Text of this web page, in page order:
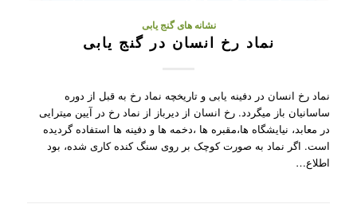
نشانه های گنج یابی
نماد رخ انسان در گنج یابی
نماد رخ انسان در دفینه یابی و تاریخچه نماد رخ به قبل از دوره
ساسانیان باز میگردد. رخ انسان از دیرباز از نماد رخ در آیین میترایی
در معابد، نیایشگاه ها،مقبره ها ،دخمه ها و دفینه ها استفاده گردیده
است. اگر نماد به صورت کوچک بر روی سنگ کنده کاری شده، بود
اطلاع…